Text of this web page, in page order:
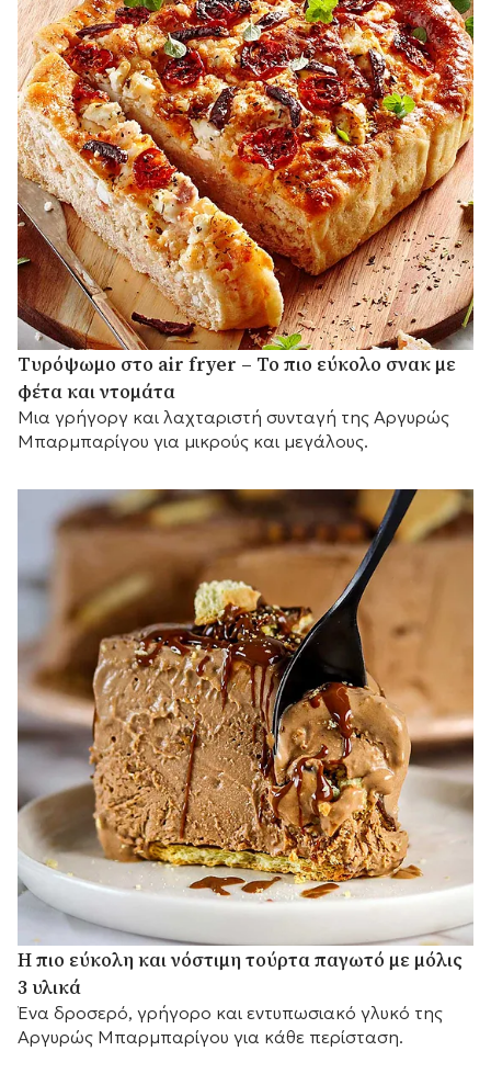
Τυρόψωμο στο air fryer – Το πιο εύκολο σνακ με
φέτα και ντομάτα
Μια γρήγοργ και λαχταριστή συνταγή της Αργυρώς
Μπαρμπαρίγου για μικρούς και μεγάλους.
Η πιο εύκολη και νόστιμη τούρτα παγωτό με μόλις
3 υλικά
Ένα δροσερό, γρήγορο και εντυπωσιακό γλυκό της
Αργυρώς Μπαρμπαρίγου για κάθε περίσταση.